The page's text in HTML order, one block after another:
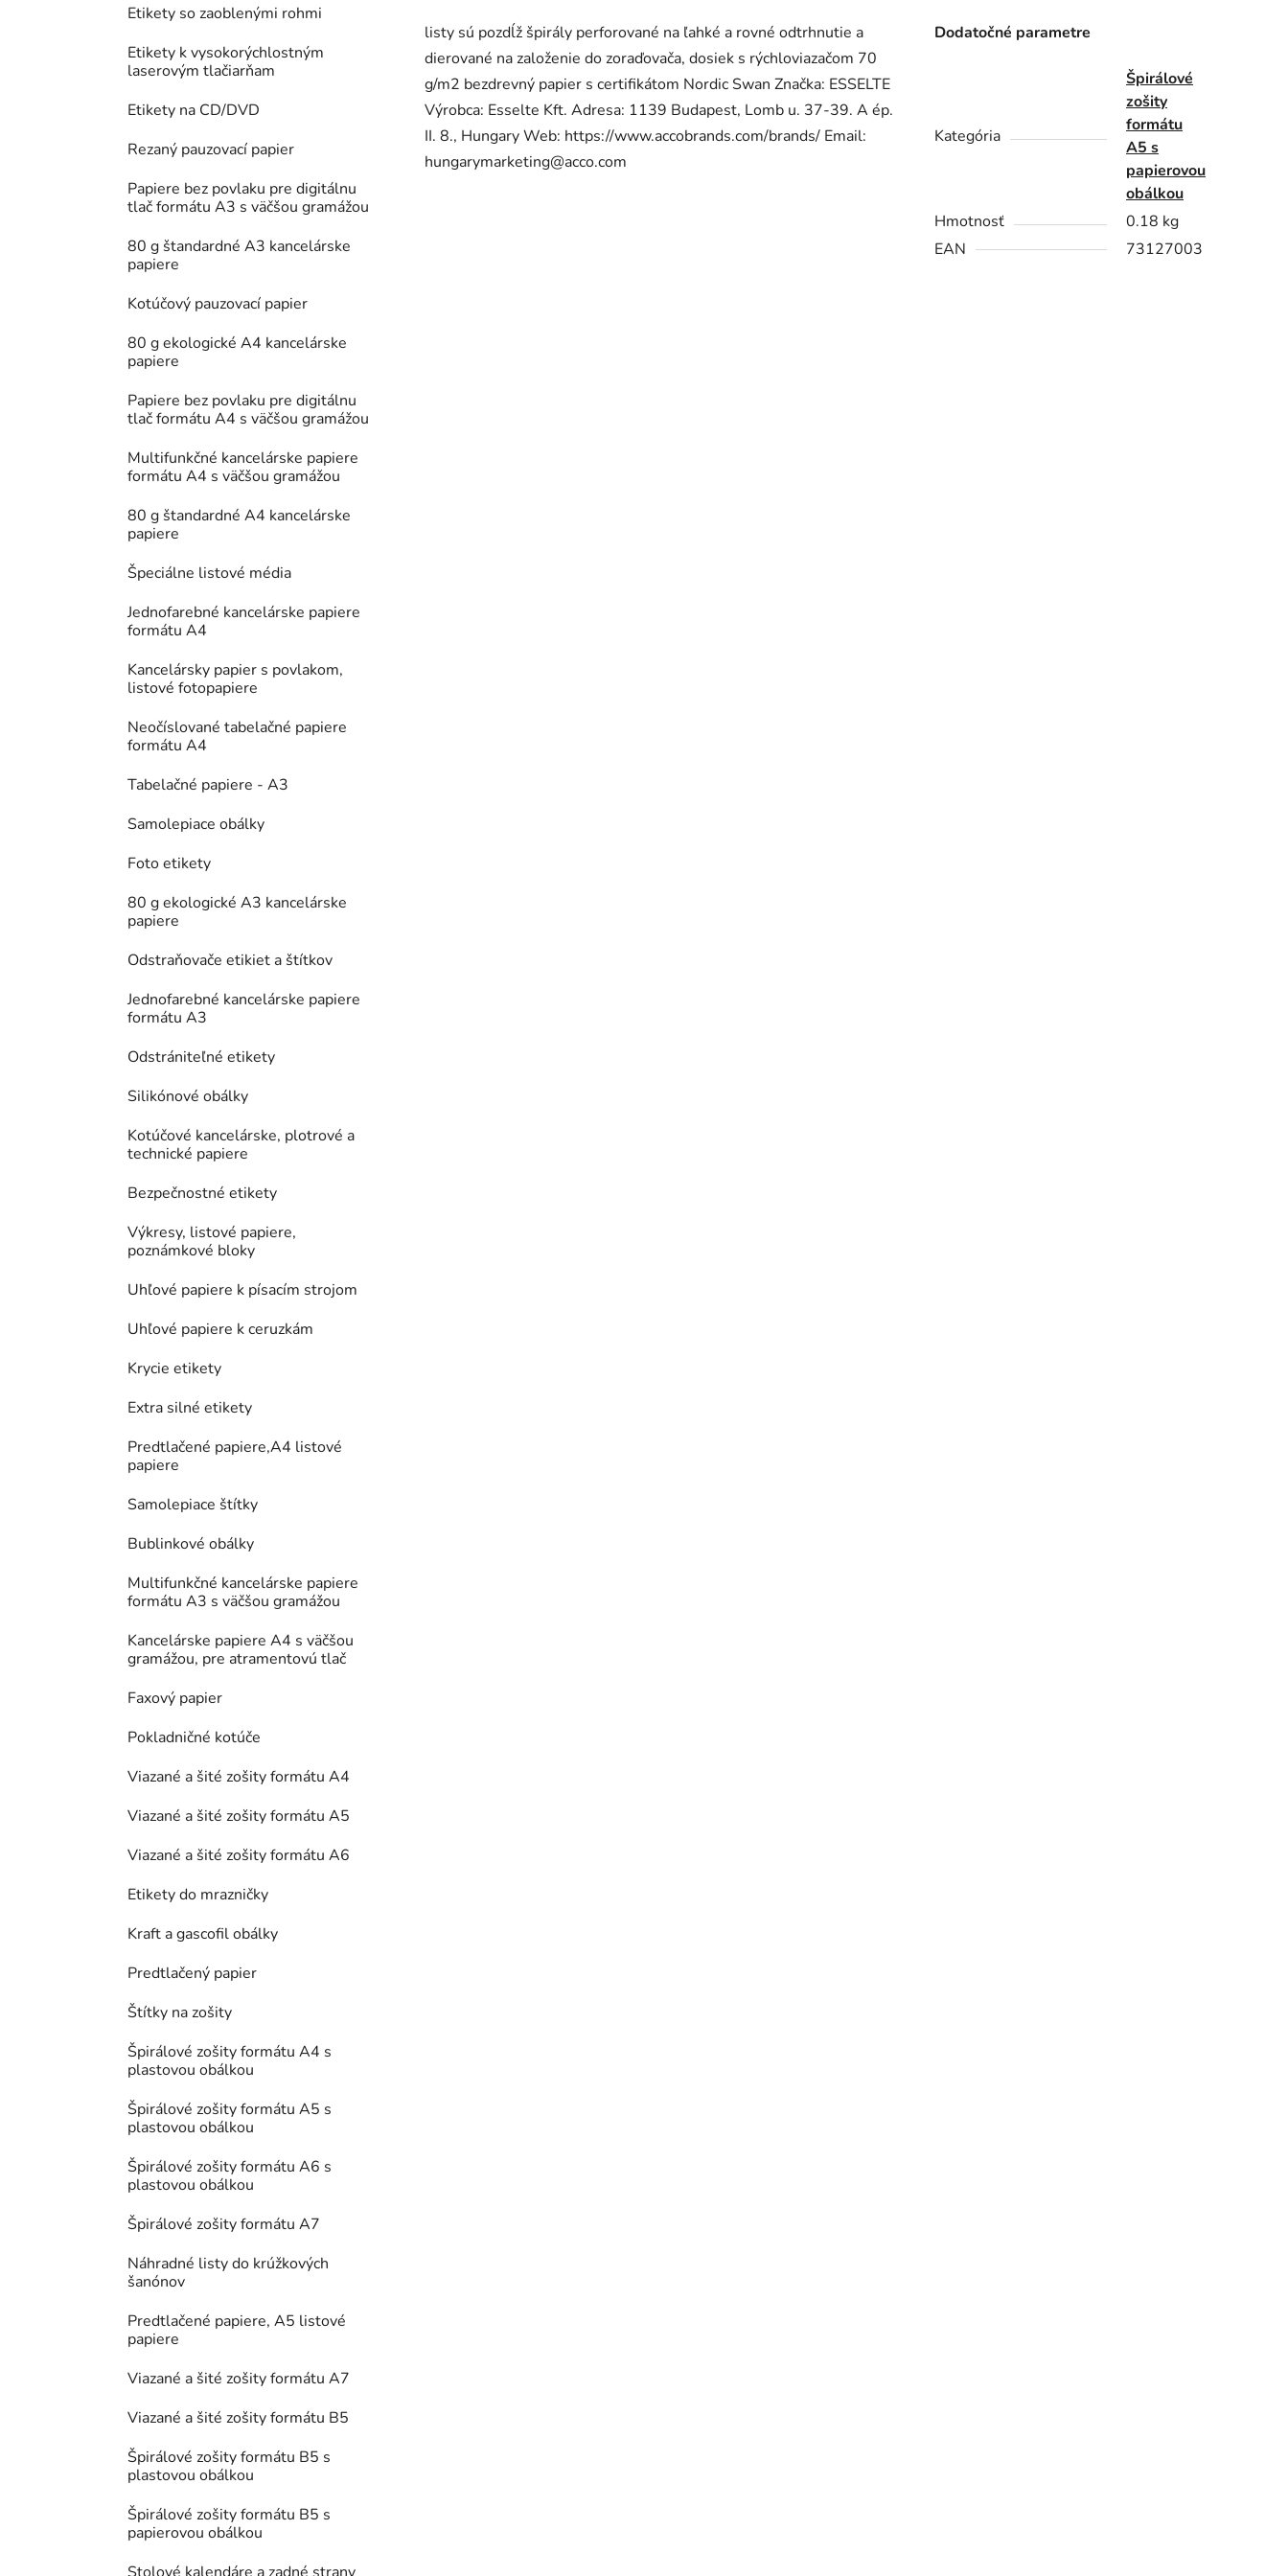
Etikety so zaoblenými rohmi
Etikety k vysokorýchlostným
laserovým tlačiarňam
Etikety na CD/DVD
Rezaný pauzovací papier
Papiere bez povlaku pre digitálnu
tlač formátu A3 s väčšou gramážou
80 g štandardné A3 kancelárske
papiere
Kotúčový pauzovací papier
80 g ekologické A4 kancelárske
papiere
Papiere bez povlaku pre digitálnu
tlač formátu A4 s väčšou gramážou
Multifunkčné kancelárske papiere
formátu A4 s väčšou gramážou
80 g štandardné A4 kancelárske
papiere
Špeciálne listové média
Jednofarebné kancelárske papiere
formátu A4
Kancelársky papier s povlakom,
listové fotopapiere
Neočíslované tabelačné papiere
formátu A4
Tabelačné papiere - A3
Samolepiace obálky
Foto etikety
80 g ekologické A3 kancelárske
papiere
Odstraňovače etikiet a štítkov
Jednofarebné kancelárske papiere
formátu A3
Odstrániteľné etikety
Silikónové obálky
Kotúčové kancelárske, plotrové a
technické papiere
Bezpečnostné etikety
Výkresy, listové papiere,
poznámkové bloky
Uhľové papiere k písacím strojom
Uhľové papiere k ceruzkám
Krycie etikety
Extra silné etikety
Predtlačené papiere,A4 listové
papiere
Samolepiace štítky
Bublinkové obálky
Multifunkčné kancelárske papiere
formátu A3 s väčšou gramážou
Kancelárske papiere A4 s väčšou
gramážou, pre atramentovú tlač
Faxový papier
Pokladničné kotúče
Viazané a šité zošity formátu A4
Viazané a šité zošity formátu A5
Viazané a šité zošity formátu A6
Etikety do mrazničky
Kraft a gascofil obálky
Predtlačený papier
Štítky na zošity
Špirálové zošity formátu A4 s
plastovou obálkou
Špirálové zošity formátu A5 s
plastovou obálkou
Špirálové zošity formátu A6 s
plastovou obálkou
Špirálové zošity formátu A7
Náhradné listy do krúžkových
šanónov
Predtlačené papiere, A5 listové
papiere
Viazané a šité zošity formátu A7
Viazané a šité zošity formátu B5
Špirálové zošity formátu B5 s
plastovou obálkou
Špirálové zošity formátu B5 s
papierovou obálkou
listy sú pozdĺž špirály perforované na ľahké a rovné odtrhnutie a
dierované na založenie do zoraďovača, dosiek s rýchloviazačom 70
g/m2 bezdrevný papier s certifikátom Nordic Swan Značka: ESSELTE
Výrobca: Esselte Kft. Adresa: 1139 Budapest, Lomb u. 37-39. A ép.
II. 8., Hungary Web: https://www.accobrands.com/brands/ Email:
hungarymarketing@acco.com
Dodatočné parametre
Kategória
Špirálové
zošity
formátu
A5 s
papierovou
obálkou
Hmotnosť
0.18 kg
EAN
73127003